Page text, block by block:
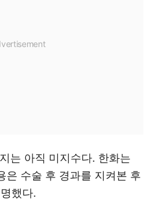
는 아직 미지수다. 한화는
은 수술 후 경과를 지켜본 후
했다.